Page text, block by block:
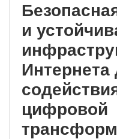
и
Интернета
цифровой